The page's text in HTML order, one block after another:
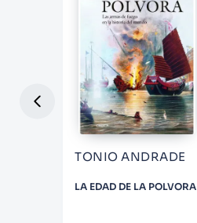
TONIO ANDRADE
LA EDAD DE LA POLVORA